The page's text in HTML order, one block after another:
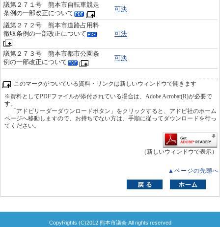
議第２７１号 熊本市自転車競走
条例の一部改正について
可決
議第２７２号 熊本市道路占用料
徴収条例の一部改正について
可決
議第２７３号 熊本市都市公園条
例の一部改正について
可決
このマークがついている資料・リンクは新しいウィンドウで開きます
※資料としてPDFファイルが添付されている場合は、Adobe Acrobat(R)が必要で
す。
「アドビリーダーダウンロードボタン」をクリックすると、アドビ社のホーム
ページへ移動しますので、お持ちでない方は、手順に従ってダウンロードを行っ
てください。
（新しいウィンドウで表示）
▲ページの先頭へ
CopyRights (C)2012 熊本市議会 All rights reserved